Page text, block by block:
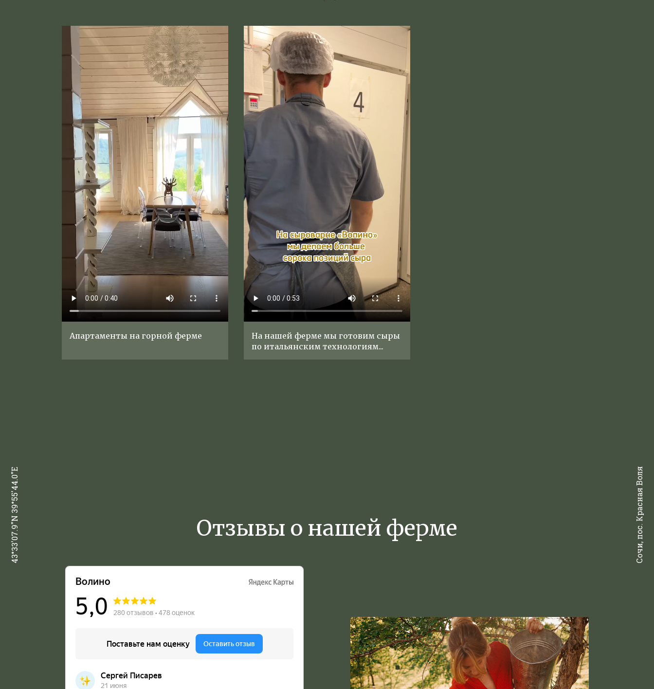
43°33'07.9"N 39°55'44.0"E Сочи, пос. Красная Воля
Апартаменты на горной ферме
На нашей ферме мы готовим сыры
по итальянским технологиям...
Отзывы о нашей ферме